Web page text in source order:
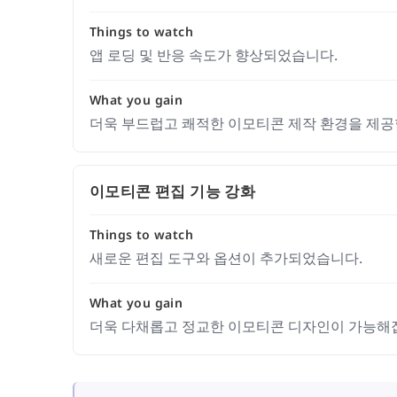
Things to watch
앱 로딩 및 반응 속도가 향상되었습니다.
What you gain
더욱 부드럽고 쾌적한 이모티콘 제작 환경을 제
이모티콘 편집 기능 강화
Things to watch
새로운 편집 도구와 옵션이 추가되었습니다.
What you gain
더욱 다채롭고 정교한 이모티콘 디자인이 가능해